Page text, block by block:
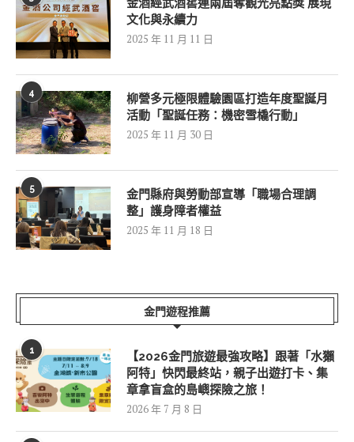
金酒經武酒窖連兩屆奪觀光亮點獎 展現
文化與永續力
2025 年 11 月 11 日
4
柳營多元極限體驗園區打造年度聖誕月
活動「聖誕任務：機密雪橇行動」
2025 年 11 月 30 日
5
金門縣府與勞動部宣導「職場合理調
整」護身障者權益
2025 年 11 月 18 日
金門遊程推薦
1
【2026金門旅遊最強攻略】跟著「水獺
阿特」快閃最終站，親子出遊打卡、集
章拿盲盒的島嶼探險之旅！
2026 年 7 月 8 日